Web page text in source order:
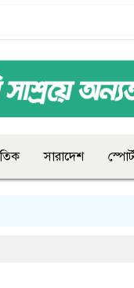
সারাদেশ